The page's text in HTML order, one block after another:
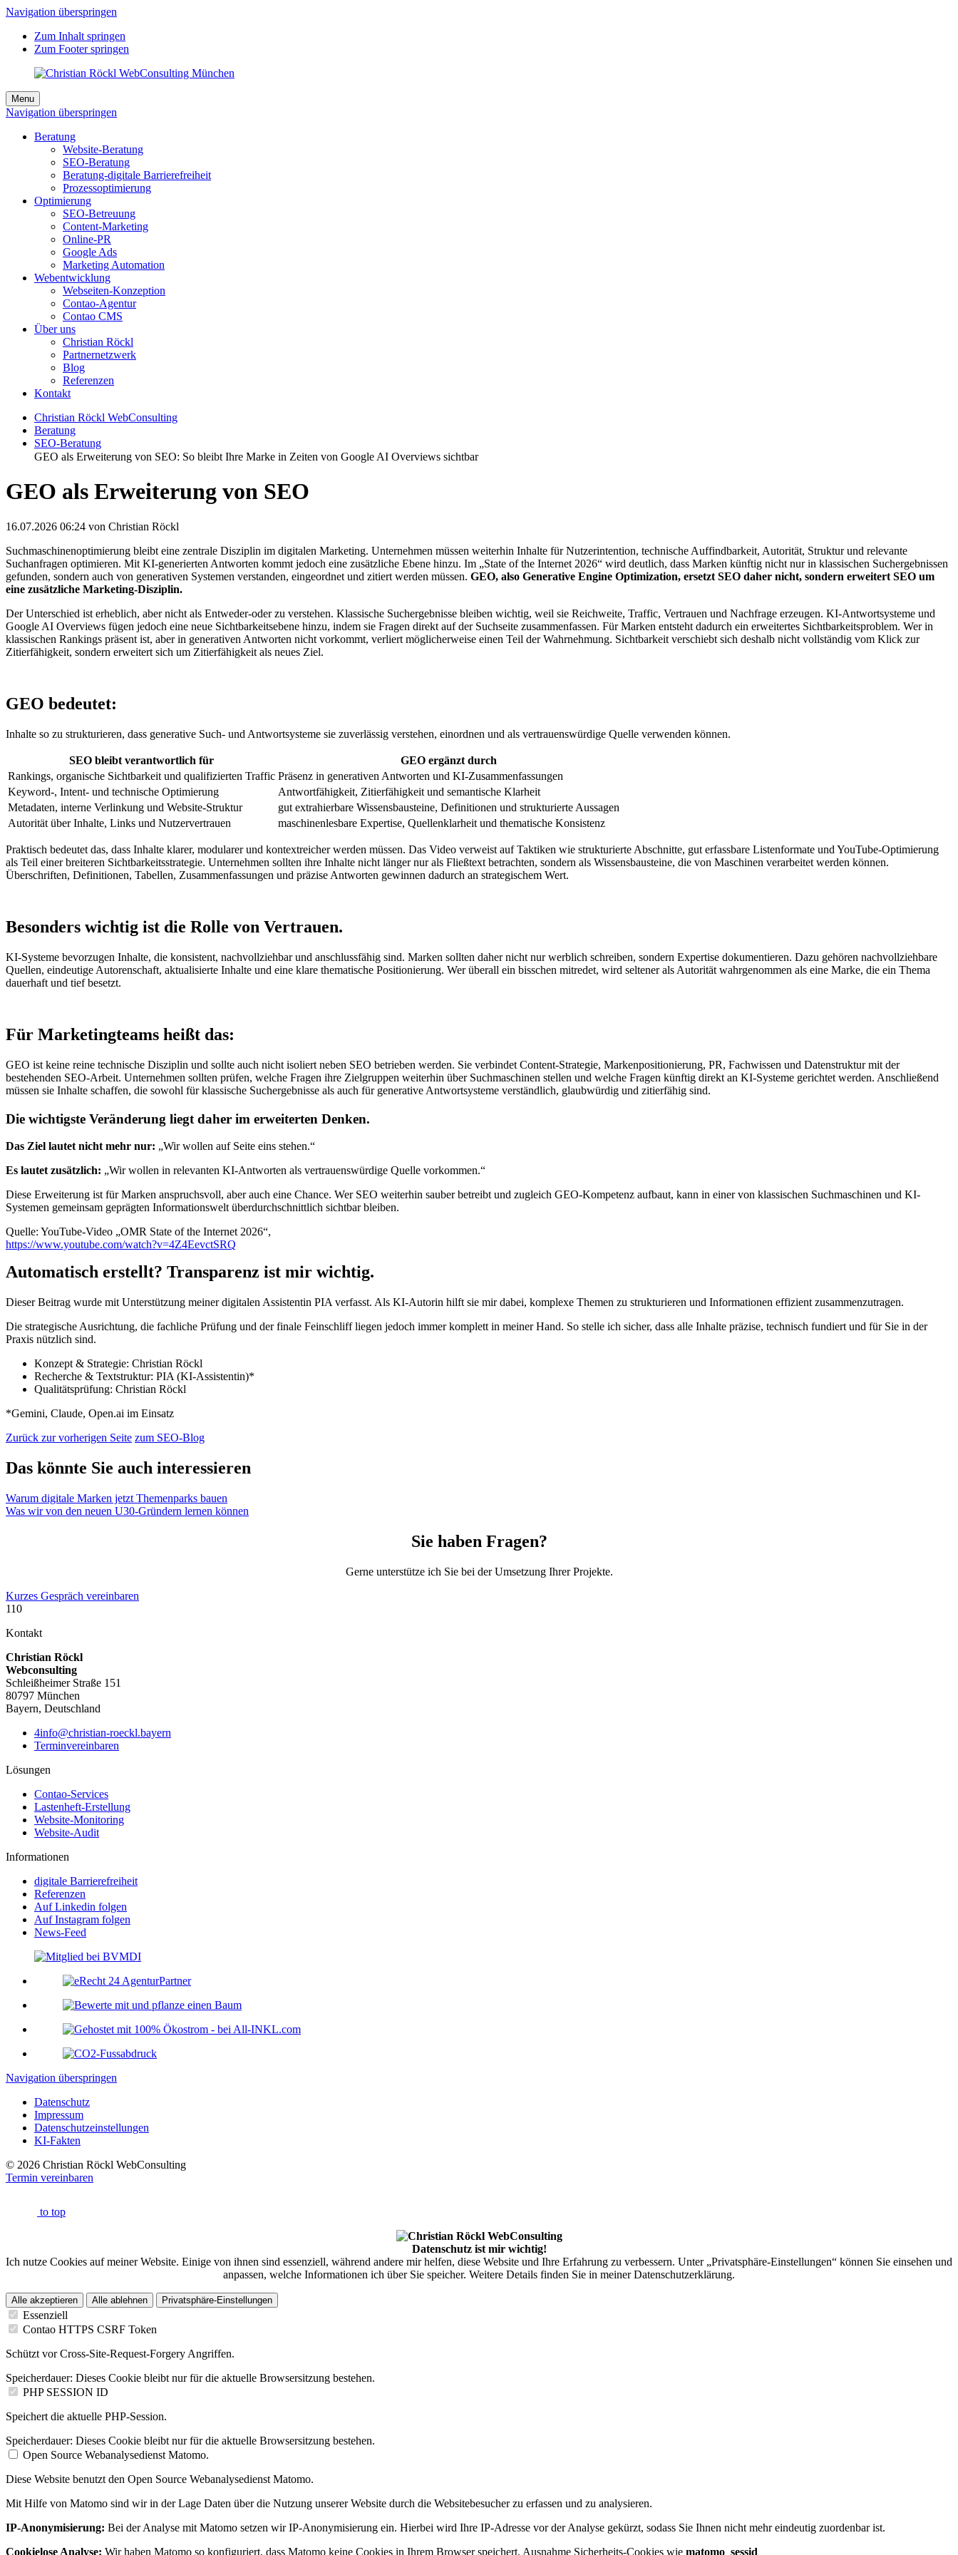
Navigation überspringen
Zum Inhalt springen
Zum Footer springen
Menu
Navigation überspringen
Beratung
Website-Beratung
SEO-Beratung
Beratung-digitale Barrierefreiheit
Prozessoptimierung
Optimierung
SEO-Betreuung
Content-Marketing
Online-PR
Google Ads
Marketing Automation
Webentwicklung
Webseiten-Konzeption
Contao-Agentur
Contao CMS
Über uns
Christian Röckl
Partnernetzwerk
Blog
Referenzen
Kontakt
Christian Röckl WebConsulting
Beratung
SEO-Beratung
GEO als Erweiterung von SEO: So bleibt Ihre Marke in Zeiten von Google AI Overviews sichtbar
GEO als Erweiterung von SEO
16.07.2026 06:24 von Christian Röckl
Suchmaschinenoptimierung bleibt eine zentrale Disziplin im digitalen Marketing. Unternehmen müssen weiterhin Inhalte für Nutzerintention, technische Auffindbarkeit, Autorität, Struktur und relevante
Suchanfragen optimieren. Mit KI-generierten Antworten kommt jedoch eine zusätzliche Ebene hinzu. Im „State of the Internet 2026“ wird deutlich, dass Marken künftig nicht nur in klassischen Suchergebnissen
gefunden, sondern auch von generativen Systemen verstanden, eingeordnet und zitiert werden müssen. GEO, also Generative Engine Optimization, ersetzt SEO daher nicht, sondern erweitert SEO um
eine zusätzliche Marketing-Disziplin.
Der Unterschied ist erheblich, aber nicht als Entweder-oder zu verstehen. Klassische Suchergebnisse bleiben wichtig, weil sie Reichweite, Traffic, Vertrauen und Nachfrage erzeugen. KI-Antwortsysteme und
Google AI Overviews fügen jedoch eine neue Sichtbarkeitsebene hinzu, indem sie Fragen direkt auf der Suchseite zusammenfassen. Für Marken entsteht dadurch ein erweitertes Sichtbarkeitsproblem. Wer in
klassischen Rankings präsent ist, aber in generativen Antworten nicht vorkommt, verliert möglicherweise einen Teil der Wahrnehmung. Sichtbarkeit verschiebt sich deshalb nicht vollständig vom Klick zur
Zitierfähigkeit, sondern erweitert sich um Zitierfähigkeit als neues Ziel.
GEO bedeutet:
Inhalte so zu strukturieren, dass generative Such- und Antwortsysteme sie zuverlässig verstehen, einordnen und als vertrauenswürdige Quelle verwenden können.
SEO bleibt verantwortlich für
GEO ergänzt durch
Rankings, organische Sichtbarkeit und qualifizierten Traffic Präsenz in generativen Antworten und KI-Zusammenfassungen
Keyword-, Intent- und technische Optimierung
Antwortfähigkeit, Zitierfähigkeit und semantische Klarheit
Metadaten, interne Verlinkung und Website-Struktur
gut extrahierbare Wissensbausteine, Definitionen und strukturierte Aussagen
Autorität über Inhalte, Links und Nutzervertrauen
maschinenlesbare Expertise, Quellenklarheit und thematische Konsistenz
Praktisch bedeutet das, dass Inhalte klarer, modularer und kontextreicher werden müssen. Das Video verweist auf Taktiken wie strukturierte Abschnitte, gut erfassbare Listenformate und YouTube-Optimierung
als Teil einer breiteren Sichtbarkeitsstrategie. Unternehmen sollten ihre Inhalte nicht länger nur als Fließtext betrachten, sondern als Wissensbausteine, die von Maschinen verarbeitet werden können.
Überschriften, Definitionen, Tabellen, Zusammenfassungen und präzise Antworten gewinnen dadurch an strategischem Wert.
Besonders wichtig ist die Rolle von Vertrauen.
KI-Systeme bevorzugen Inhalte, die konsistent, nachvollziehbar und anschlussfähig sind. Marken sollten daher nicht nur werblich schreiben, sondern Expertise dokumentieren. Dazu gehören nachvollziehbare
Quellen, eindeutige Autorenschaft, aktualisierte Inhalte und eine klare thematische Positionierung. Wer überall ein bisschen mitredet, wird seltener als Autorität wahrgenommen als eine Marke, die ein Thema
dauerhaft und tief besetzt.
Für Marketingteams heißt das:
GEO ist keine reine technische Disziplin und sollte auch nicht isoliert neben SEO betrieben werden. Sie verbindet Content-Strategie, Markenpositionierung, PR, Fachwissen und Datenstruktur mit der
bestehenden SEO-Arbeit. Unternehmen sollten prüfen, welche Fragen ihre Zielgruppen weiterhin über Suchmaschinen stellen und welche Fragen künftig direkt an KI-Systeme gerichtet werden. Anschließend
müssen sie Inhalte schaffen, die sowohl für klassische Suchergebnisse als auch für generative Antwortsysteme verständlich, glaubwürdig und zitierfähig sind.
Die wichtigste Veränderung liegt daher im erweiterten Denken.
Das Ziel lautet nicht mehr nur: „Wir wollen auf Seite eins stehen.“
Es lautet zusätzlich: „Wir wollen in relevanten KI-Antworten als vertrauenswürdige Quelle vorkommen.“
Diese Erweiterung ist für Marken anspruchsvoll, aber auch eine Chance. Wer SEO weiterhin sauber betreibt und zugleich GEO-Kompetenz aufbaut, kann in einer von klassischen Suchmaschinen und KI-
Systemen gemeinsam geprägten Informationswelt überdurchschnittlich sichtbar bleiben.
Quelle: YouTube-Video „OMR State of the Internet 2026“,
https://www.youtube.com/watch?v=4Z4EevctSRQ
Automatisch erstellt? Transparenz ist mir wichtig.
Dieser Beitrag wurde mit Unterstützung meiner digitalen Assistentin PIA verfasst. Als KI-Autorin hilft sie mir dabei, komplexe Themen zu strukturieren und Informationen effizient zusammenzutragen.
Die strategische Ausrichtung, die fachliche Prüfung und der finale Feinschliff liegen jedoch immer komplett in meiner Hand. So stelle ich sicher, dass alle Inhalte präzise, technisch fundiert und für Sie in der
Praxis nützlich sind.
Konzept & Strategie: Christian Röckl
Recherche & Textstruktur: PIA (KI-Assistentin)*
Qualitätsprüfung: Christian Röckl
*Gemini, Claude, Open.ai im Einsatz
Zurück zur vorherigen Seite zum SEO-Blog
Das könnte Sie auch interessieren
Warum digitale Marken jetzt Themenparks bauen
Was wir von den neuen U30-Gründern lernen können
Sie haben Fragen?
Gerne unterstütze ich Sie bei der Umsetzung Ihrer Projekte.
Kurzes Gespräch vereinbaren
110
Kontakt
Christian Röckl
Webconsulting
Schleißheimer Straße 151
80797 München
Bayern, Deutschland
4info@christian-roeckl.bayern
Terminvereinbaren
Lösungen
Contao-Services
Lastenheft-Erstellung
Website-Monitoring
Website-Audit
Informationen
digitale Barrierefreiheit
Referenzen
Auf Linkedin folgen
Auf Instagram folgen
News-Feed
Navigation überspringen
Datenschutz
Impressum
Datenschutzeinstellungen
KI-Fakten
© 2026 Christian Röckl WebConsulting
Termin vereinbaren
to top
Datenschutz ist mir wichtig!
Ich nutze Cookies auf meiner Website. Einige von ihnen sind essenziell, während andere mir helfen, diese Website und Ihre Erfahrung zu verbessern. Unter „Privatsphäre-Einstellungen“ können Sie einsehen und
anpassen, welche Informationen ich über Sie speicher. Weitere Details finden Sie in meiner Datenschutzerklärung.
Alle akzeptieren Alle ablehnen Privatsphäre-Einstellungen
Essenziell
Contao HTTPS CSRF Token
Schützt vor Cross-Site-Request-Forgery Angriffen.
Speicherdauer: Dieses Cookie bleibt nur für die aktuelle Browsersitzung bestehen.
PHP SESSION ID
Speichert die aktuelle PHP-Session.
Speicherdauer: Dieses Cookie bleibt nur für die aktuelle Browsersitzung bestehen.
Open Source Webanalysedienst Matomo.
Diese Website benutzt den Open Source Webanalysedienst Matomo.
Mit Hilfe von Matomo sind wir in der Lage Daten über die Nutzung unserer Website durch die Websitebesucher zu erfassen und zu analysieren.
IP-Anonymisierung: Bei der Analyse mit Matomo setzen wir IP-Anonymisierung ein. Hierbei wird Ihre IP-Adresse vor der Analyse gekürzt, sodass Sie Ihnen nicht mehr eindeutig zuordenbar ist.
Cookielose Analyse: Wir haben Matomo so konfiguriert, dass Matomo keine Cookies in Ihrem Browser speichert. Ausnahme Sicherheits-Cookies wie matomo_sessid